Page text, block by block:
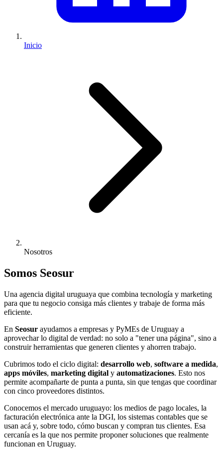
Inicio
Nosotros
Somos Seosur
Una agencia digital uruguaya que combina tecnología y marketing
para que tu negocio consiga más clientes y trabaje de forma más
eficiente.
En Seosur ayudamos a empresas y PyMEs de Uruguay a
aprovechar lo digital de verdad: no solo a "tener una página", sino a
construir herramientas que generen clientes y ahorren trabajo.
Cubrimos todo el ciclo digital: desarrollo web, software a medida,
apps móviles, marketing digital y automatizaciones. Esto nos
permite acompañarte de punta a punta, sin que tengas que coordinar
con cinco proveedores distintos.
Conocemos el mercado uruguayo: los medios de pago locales, la
facturación electrónica ante la DGI, los sistemas contables que se
usan acá y, sobre todo, cómo buscan y compran tus clientes. Esa
cercanía es la que nos permite proponer soluciones que realmente
funcionan en Uruguay.